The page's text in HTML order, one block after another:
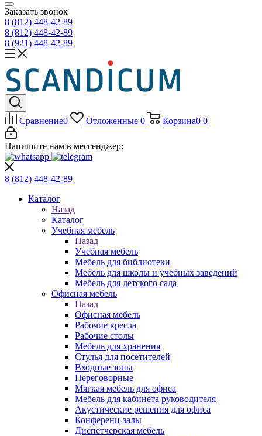
Заказать звонок
8 (812) 448-42-89
8 (812) 448-42-89
8 (921) 448-42-89
Сравнение0 Отложенные 0 Корзина0 0
Напишите нам в мессенджер:
8 (812) 448-42-89
Каталог
Назад
Каталог
Учебная мебель
Назад
Учебная мебель
Мебель для библиотеки
Мебель для школы и учебных заведений
Мебель для детского сада
Офисная мебель
Назад
Офисная мебель
Рабочие кресла
Рабочие столы
Мебель для хранения
Стулья для посетителей
Входные зоны
Переговорные
Мягкая мебель для офиса
Мебель для кабинета руководителя
Акустические решения для офиса
Конференц-залы
Диспетчерская мебель